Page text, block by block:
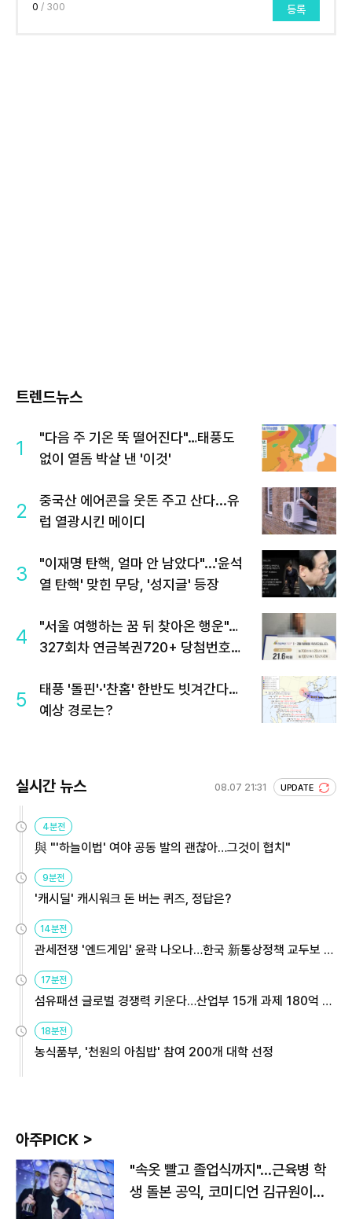
0 / 300 등록
트렌드뉴스
1
"다음 주 기온 뚝 떨어진다"…태풍도
없이 열돔 박살 낸 '이것'
2
중국산 에어콘을 웃돈 주고 산다...유
럽 열광시킨 메이디
3
"이재명 탄핵, 얼마 안 남았다"...'윤석
열 탄핵' 맞힌 무당, '성지글' 등장
4
"서울 여행하는 꿈 뒤 찾아온 행운"…
327회차 연금복권720+ 당첨번호조
5
태풍 '돌핀'·'찬홈' 한반도 빗겨간다…
예상 경로는?
실시간 뉴스 08.07 21:31 UPDATE
4분전
與 "'하늘이법' 여야 공동 발의 괜찮아…그것이 협치"
9분전
'캐시딜' 캐시워크 돈 버는 퀴즈, 정답은?
14분전
관세전쟁 '엔드게임' 윤곽 나오나…한국 新통상정책 교두보 활
용해야
17분전
섬유패션 글로벌 경쟁력 키운다…산업부 15개 과제 180억 지
원
18분전
농식품부, '천원의 아침밥' 참여 200개 대학 선정
아주PICK >
"속옷 빨고 졸업식까지"…근육병 학
생 돌본 공익, 코미디언 김규원이었